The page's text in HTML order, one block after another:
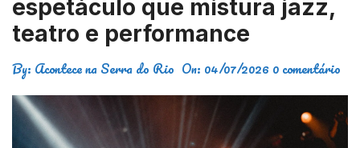
espetáculo que mistura jazz,
teatro e performance
By: Acontece na Serra do Rio On: 04/07/20260 comentário